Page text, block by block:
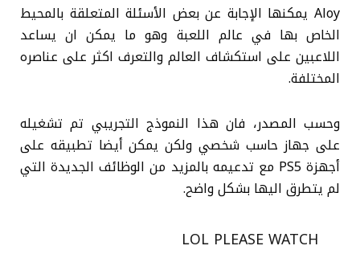
Aloy يمكنها الإجابة عن بعض الأسئلة المتعلقة بالمحيط
الخاص بها في عالم اللعبة وهو ما يمكن ان يساعد
اللاعبين على استكشاف العالم والتعرف اكثر على عناصره
المختلفة.
وحسب المصدر، فان هذا النموذج التجريبي تم تشغيله
على جهاز حاسب شخصي ولكن يمكن أيضا تطبيقه على
أجهزة PS5 مع تدعيمه بالمزيد من الوظائف الجديدة التي
لم يتطرق اليها بشكل واضح.
LOL PLEASE WATCH